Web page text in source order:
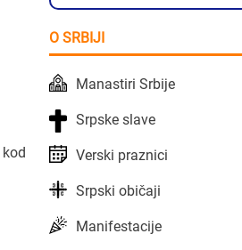
kod
O SRBIJI
Manastiri Srbije
Srpske slave
Verski praznici
Srpski običaji
Manifestacije